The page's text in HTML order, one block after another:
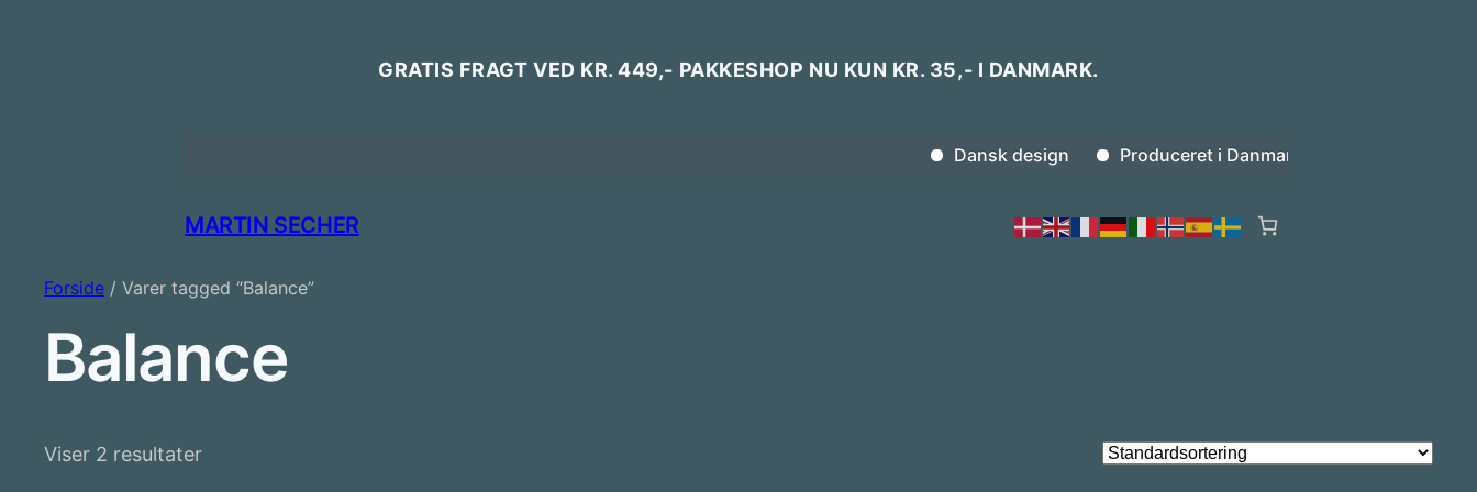
GRATIS FRAGT VED KR. 449,- PAKKESHOP NU KUN KR. 35,- I DANMARK.
Dansk design Produceret i Danmark
MARTIN SECHER
Forside / Varer tagged “Balance”
Balance
Viser 2 resultater